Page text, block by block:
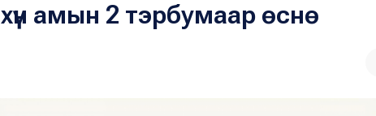
амын 2 тэрбумаар өснө